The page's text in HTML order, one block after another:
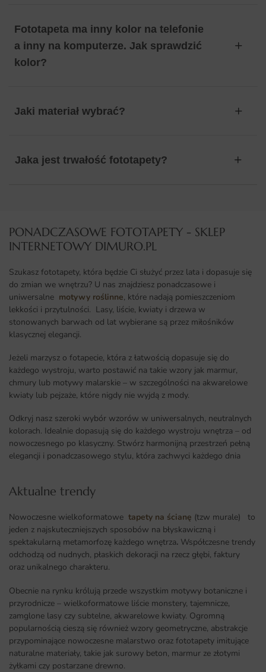
Fototapeta ma inny kolor na telefonie
a inny na komputerze. Jak sprawdzić
kolor?
Jaki materiał wybrać?
Jaka jest trwałość fototapety?
PONADCZASOWE FOTOTAPETY - SKLEP
INTERNETOWY DIMURO.PL​
Szukasz fototapety, która będzie Ci służyć przez lata i dopasuje się
do zmian we wnętrzu? U nas znajdziesz ponadczasowe i
uniwersalne motywy roślinne, które nadają pomieszczeniom
lekkości i przytulności. Lasy, liście, kwiaty i drzewa w
stonowanych barwach od lat wybierane są przez miłośników
klasycznej elegancji.
Jeżeli marzysz o fotapecie, która z łatwością dopasuje się do
każdego wystroju, warto postawić na takie wzory jak marmur,
chmury lub motywy malarskie – w szczególności na akwarelowe
kwiaty lub pejzaże, które nigdy nie wyjdą z mody.
Odkryj nasz szeroki wybór wzorów w uniwersalnych, neutralnych
kolorach. Idealnie dopasują się do każdego wystroju wnętrza – od
nowoczesnego po klasyczny. Stwórz harmonijną przestrzeń pełną
elegancji i ponadczasowego stylu, która zachwyci każdego dnia
Aktualne trendy​
Nowoczesne wielkoformatowe tapety na ścianę (tzw murale) to
jeden z najskuteczniejszych sposobów na błyskawiczną i
spektakularną metamorfozę każdego wnętrza. Współczesne trendy
odchodzą od nudnych, płaskich dekoracji na rzecz głębi, faktury
oraz unikalnego charakteru.
Obecnie na rynku królują przede wszystkim motywy botaniczne i
przyrodnicze – wielkoformatowe liście monstery, tajemnicze,
zamglone lasy czy subtelne, akwarelowe kwiaty. Ogromną
popularnością cieszą się również wzory geometryczne, abstrakcje
przypominające nowoczesne malarstwo oraz fototapety imitujące
naturalne materiały, takie jak surowy beton, marmur ze złotymi
żyłkami czy postarzane drewno.